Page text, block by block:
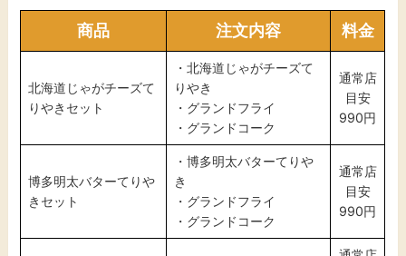
商品 注文内容 料金
北海道じゃがチーズて
りやきセット
・北海道じゃがチーズて
りやき
・グランドフライ
・グランドコーク
通常店
目安
990円
博多明太バターてりや
きセット
・博多明太バターてりや
き
・グランドフライ
・グランドコーク
通常店
目安
990円